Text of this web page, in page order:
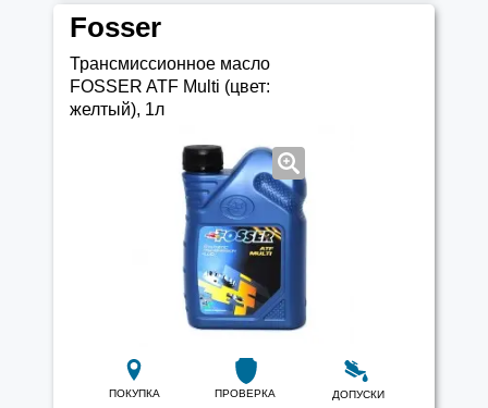
Fosser
Трансмиссионное масло
FOSSER ATF Multi (цвет:
желтый), 1л
ПОКУПКА ПРОВЕРКА ДОПУСКИ